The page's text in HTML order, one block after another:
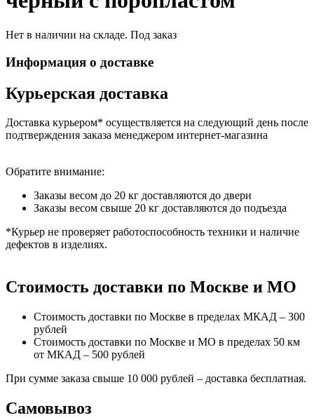
Нет в наличии на складе. Под заказ
Информация о доставке
Курьерская доставка
Доставка курьером* осуществляется на следующий день после
подтверждения заказа менеджером интернет-магазина
Обратите внимание:
Заказы весом до 20 кг доставляются до двери
Заказы весом свыше 20 кг доставляются до подъезда
*Курьер не проверяет работоспособность техники и наличие
дефектов в изделиях.
Стоимость доставки по Москве и МО
Стоимость доставки по Москве в пределах МКАД – 300
рублей
Стоимость доставки по Москве и МО в пределах 50 км
от МКАД – 500 рублей
При сумме заказа свыше 10 000 рублей – доставка бесплатная.
Самовывоз